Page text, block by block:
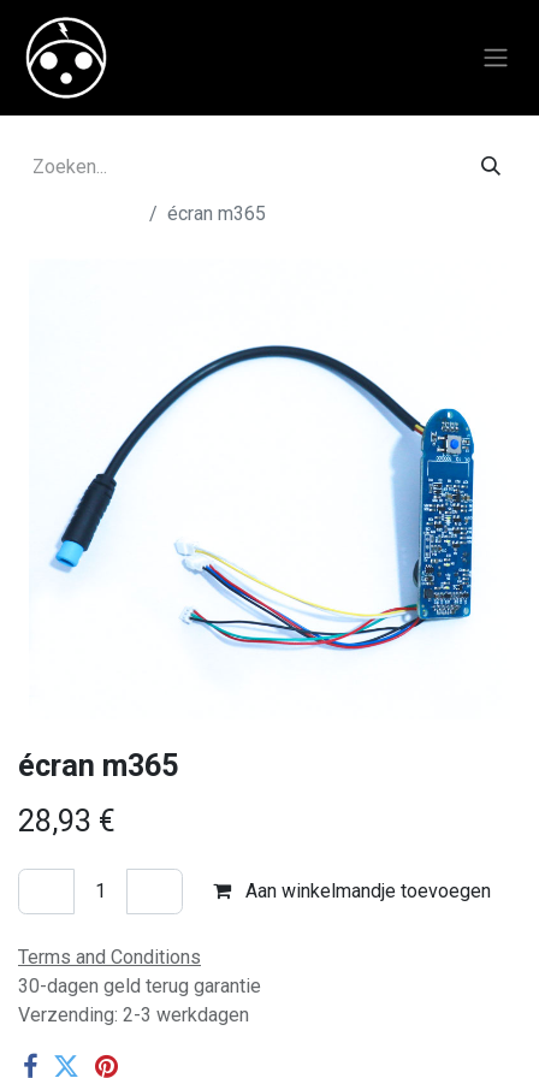
écran m365
écran m365
28,93 €
Aan winkelmandje toevoegen
Terms and Conditions
30-dagen geld terug garantie
Verzending: 2-3 werkdagen